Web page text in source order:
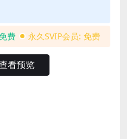
费 永久SVIP会员: 免费
看预览